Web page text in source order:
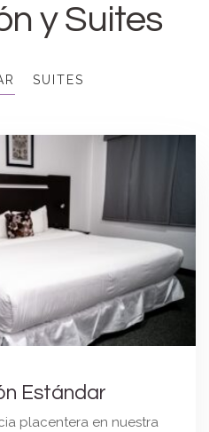
y Suites
SUITES
Estándar
placentera en nuestra